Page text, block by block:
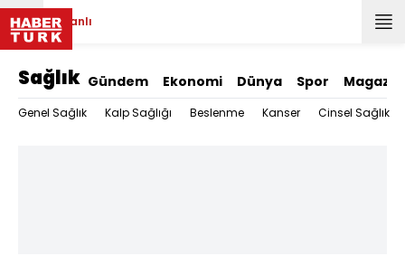
Canlı
Sağlık Gündem Ekonomi Dünya Spor Magazin
Genel Sağlık Kalp Sağlığı Beslenme Kanser Cinsel Sağlık